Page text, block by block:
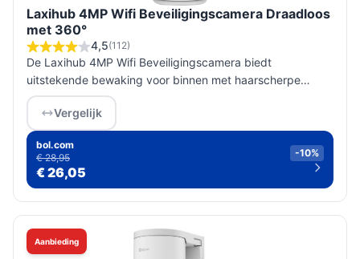
Laxihub 4MP Wifi Beveiligingscamera Draadloos
met 360°
4,5(112)
De Laxihub 4MP Wifi Beveiligingscamera biedt
uitstekende bewaking voor binnen met haarscherpe
beelden, bewegingsdetectie en communicatie via een
gebruiksvriendelijke app.
Vergelijk
bol.com
€ 28,95
€ 26,05
-10%
Aanbieding